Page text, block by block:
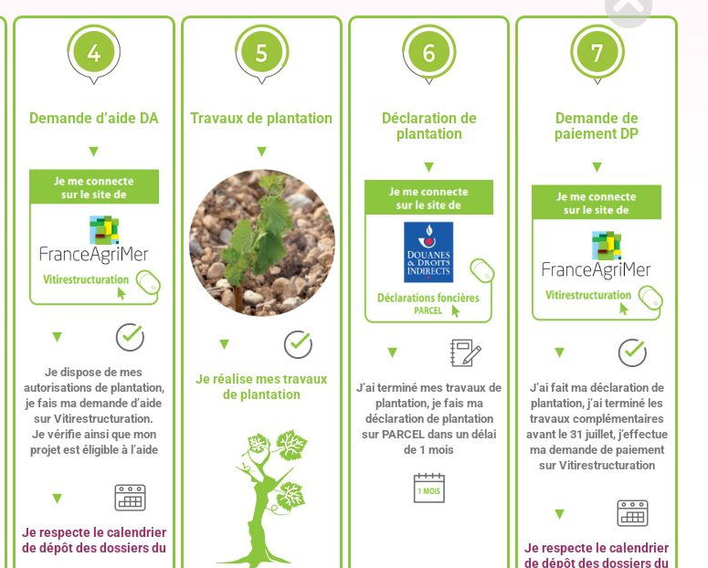
Demande d’aide DA
Je dispose de mes
autorisations de plantation,
je fais ma demande d’aide
sur Vitirestructuration.
Je vérifie ainsi que mon
projet est éligible à l’aide
Je respecte le calendrier
de dépôt des dossiers du
Travaux de plantation
Je réalise mes travaux
de plantation
Déclaration de
plantation
J’ai terminé mes travaux de
plantation, je fais ma
déclaration de plantation
sur PARCEL dans un délai
de 1 mois
Demande de
paiement DP
J’ai fait ma déclaration de
plantation, j’ai terminé les
travaux complémentaires
avant le 31 juillet, j’effectue
ma demande de paiement
sur Vitirestructuration
Je respecte le calendrier
de dépôt des dossiers du